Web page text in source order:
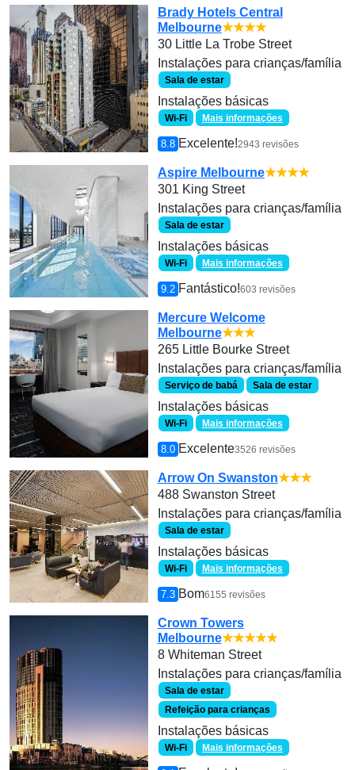
Brady Hotels Central
Melbourne★★★★
30 Little La Trobe Street
Instalações para crianças/família
Sala de estar
Instalações básicas
Wi-Fi Mais informações
8.8 Excelente!2943 revisões
Aspire Melbourne★★★★
301 King Street
Instalações para crianças/família
Sala de estar
Instalações básicas
Wi-Fi Mais informações
9.2 Fantástico!603 revisões
Mercure Welcome
Melbourne★★★
265 Little Bourke Street
Instalações para crianças/família
Serviço de babá Sala de estar
Instalações básicas
Wi-Fi Mais informações
8.0 Excelente3526 revisões
Arrow On Swanston★★★
488 Swanston Street
Instalações para crianças/família
Sala de estar
Instalações básicas
Wi-Fi Mais informações
7.3 Bom6155 revisões
Crown Towers
Melbourne★★★★★
8 Whiteman Street
Instalações para crianças/família
Sala de estar
Refeição para crianças
Instalações básicas
Wi-Fi Mais informações